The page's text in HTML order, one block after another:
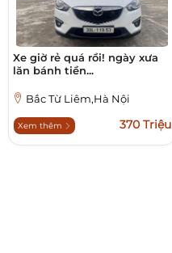
Xe giờ rẻ quá rồi! ngày xưa
lăn bánh tiền...
Bắc Từ Liêm,Hà Nội
Xem thêm 370 Triệu